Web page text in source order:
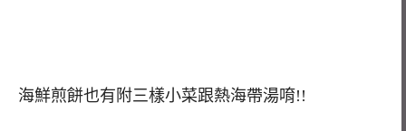
海鮮煎餅也有附三樣小菜跟熱海帶湯唷!!